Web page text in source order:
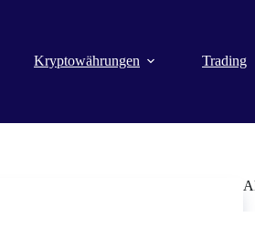
Kryptowährungen Trading